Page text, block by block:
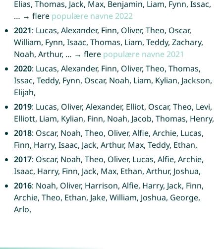
Elias, Thomas, Jack, Max, Benjamin, Liam, Fynn, Issac,
… → flere populære navne 2022
2021: Lucas, Alexander, Finn, Oliver, Theo, Oscar,
William, Fynn, Isaac, Thomas, Liam, Teddy, Zachary,
Noah, Arthur, … → flere populære navne 2021
2020: Lucas, Alexander, Finn, Oliver, Theo, Thomas,
Issac, Teddy, Fynn, Oscar, Noah, Liam, Kylian, Jackson,
Elijah,
2019: Lucas, Oliver, Alexander, Elliot, Oscar, Theo, Levi,
Elliott, Liam, Kylian, Finn, Noah, Jacob, Thomas, Henry,
2018: Oscar, Noah, Theo, Oliver, Alfie, Archie, Lucas,
Finn, Harry, Isaac, Jack, Arthur, Max, Teddy, Ethan,
2017: Oscar, Noah, Theo, Oliver, Lucas, Alfie, Archie,
Isaac, Harry, Finn, Jack, Max, Ethan, Arthur, Joshua,
2016: Noah, Oliver, Harrison, Alfie, Harry, Jack, Finn,
Archie, Theo, Ethan, Jake, William, Joshua, George,
Arlo,